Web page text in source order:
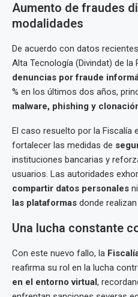
Aumento de fraudes
modalidades
De acuerdo con datos
Alta Tecnología (Divindat) de la
denuncias por fraude
% en los últimos dos años,
malware, phishing y
El caso resuelto por la Fiscalía
fortalecer las medidas de
instituciones bancarias y
usuarios. Las autoridades
compartir datos personales
las plataformas donde
Una lucha constante
Con este nuevo fallo, la
reafirma su rol en la lucha
en el entorno virtual,